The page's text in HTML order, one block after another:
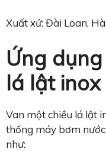
Xuất xứ: Đài Loan,
Ứng
lá lật
Van một chiều lá lật
thống máy bơm
như: